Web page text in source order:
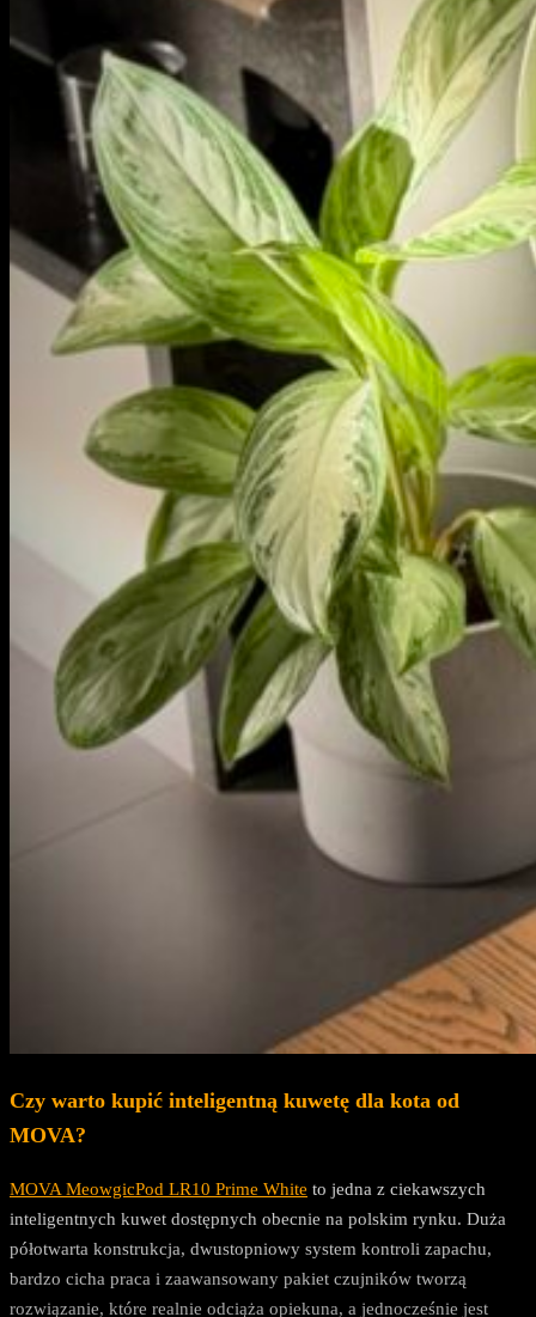
Czy warto kupić inteligentną kuwetę dla kota od
MOVA?
MOVA MeowgicPod LR10 Prime White to jedna z ciekawszych
inteligentnych kuwet dostępnych obecnie na polskim rynku. Duża
półotwarta konstrukcja, dwustopniowy system kontroli zapachu,
bardzo cicha praca i zaawansowany pakiet czujników tworzą
rozwiązanie, które realnie odciąża opiekuna, a jednocześnie jest